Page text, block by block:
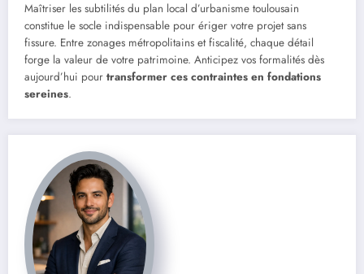
Maîtriser les subtilités du plan local d’urbanisme toulousain
constitue le socle indispensable pour ériger votre projet sans
fissure. Entre zonages métropolitains et fiscalité, chaque détail
forge la valeur de votre patrimoine. Anticipez vos formalités dès
aujourd’hui pour transformer ces contraintes en fondations
sereines.